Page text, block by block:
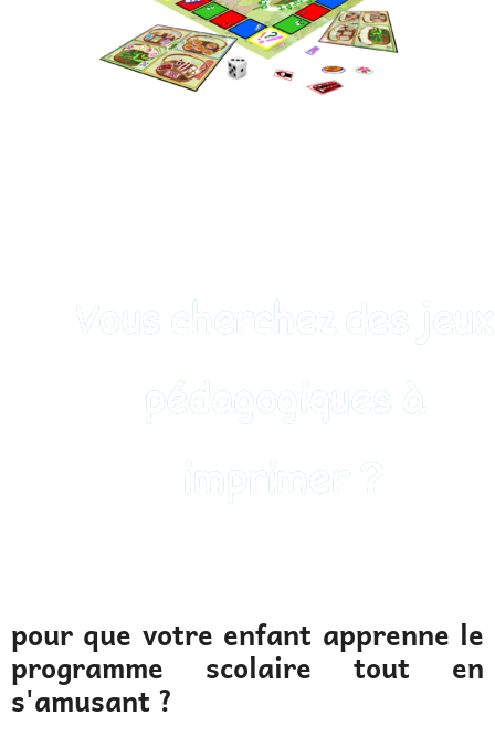
Vous cherchez des jeux
pédagogiques à
imprimer ?
pour que votre enfant apprenne le
programme scolaire tout en
s'amusant ?